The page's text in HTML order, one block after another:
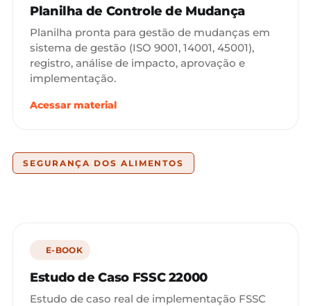
Planilha de Controle de Mudança
Planilha pronta para gestão de mudanças em
sistema de gestão (ISO 9001, 14001, 45001),
registro, análise de impacto, aprovação e
implementação.
Acessar material
SEGURANÇA DOS ALIMENTOS
E-BOOK
Estudo de Caso FSSC 22000
Estudo de caso real de implementação FSSC